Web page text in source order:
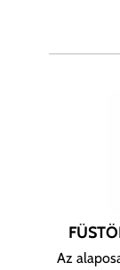
Az